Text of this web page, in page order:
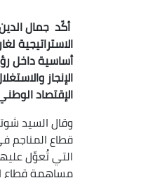
أكّد جمال
الاستراتيجية
أساسية داخل
الإنجاز
الإقتصاد
وقال السيد
قطاع المناجم
التي تُعوِّل